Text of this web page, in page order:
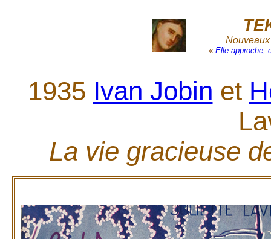
« Elle approche,
1935 Ivan Jobin et
La vie gracieuse